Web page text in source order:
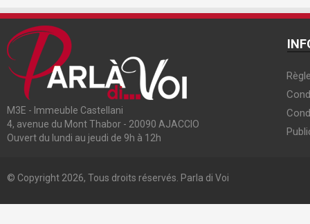
M3E - Immeuble Castellani
4, avenue du Mont Thabor - 20090 AJACCIO
Ouvert du lundi au jeudi de 9h à 12h
© Copyright 2026, Tous droits réservés. Parla di Voi